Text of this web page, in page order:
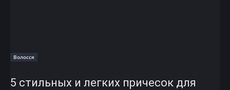
Волосся
5 стильных и легких причесок для